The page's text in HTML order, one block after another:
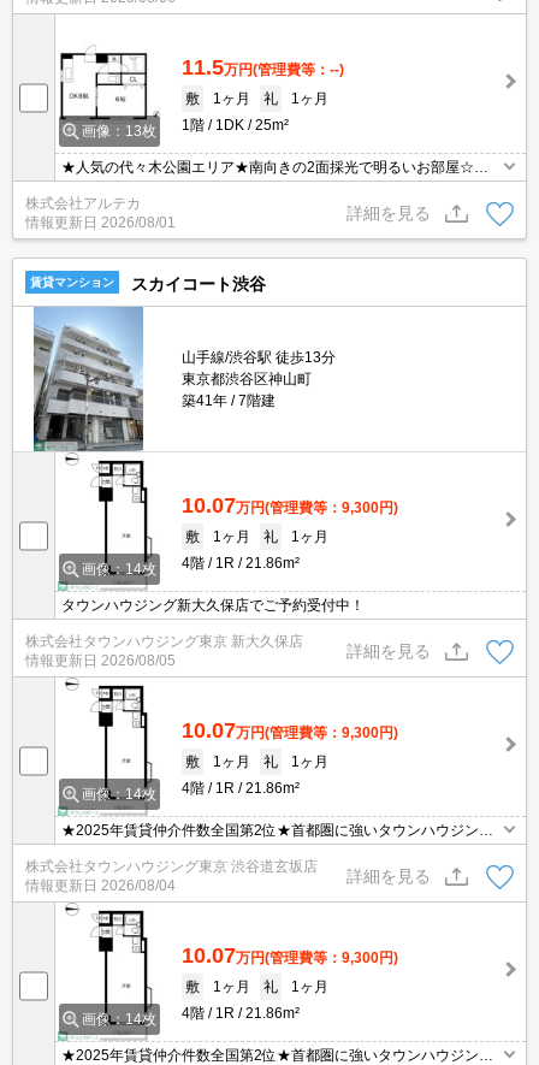
良好です。落ち着いた生活ができるリビングとダイニングのある充
画像：13枚
11.5万円(管理費等：--)
敷
1ヶ月 礼
1ヶ月
1階
1DK 25m²
★人気の代々木公園エリア★南向きの2面採光で明るいお部屋☆★
代々木公園駅徒歩6分、3駅3路線利用可能な駅近物件です。南向き
の2面採光で陽当たり・通風良好です！便利な宅配ボックス付き。
周辺にはスーパーやコンビニ、環境が充実しています♪
株式会社アルテカ
情報更新日 2026/08/01
詳細を見る
賃貸マンション スカイコート渋谷
山手線/渋谷駅 徒歩13分
東京都渋谷区神山町
築41年
7階建
画像：14枚
10.07万円(管理費等：9,300円)
敷
1ヶ月 礼
1ヶ月
4階
1R 21.86m²
タウンハウジング新大久保店でご予約受付中！
株式会社タウンハウジング東京 新大久保店
情報更新日 2026/08/05
詳細を見る
画像：14枚
10.07万円(管理費等：9,300円)
敷
1ヶ月 礼
1ヶ月
4階
1R 21.86m²
★2025年賃貸仲介件数全国第2位★首都圏に強いタウンハウジング
がご案内させていただきます！
株式会社タウンハウジング東京 渋谷道玄坂店
情報更新日 2026/08/04
詳細を見る
画像：14枚
10.07万円(管理費等：9,300円)
敷
1ヶ月 礼
1ヶ月
4階
1R 21.86m²
★2025年賃貸仲介件数全国第2位★首都圏に強いタウンハウジング